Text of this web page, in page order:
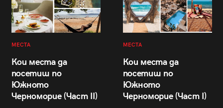
МЕСТА
Кои места да
посетиш по
Южното
Черноморие (Част II)
МЕСТА
Кои места да
посетиш по
Южното
Черноморие (Част I)